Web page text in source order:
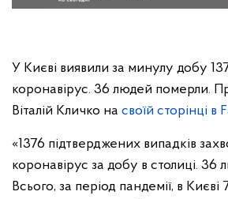
У Києві виявили за минулу добу
коронавірус. 36 людей померли.
Віталій Кличко на своїй сторінці в
«1376 підтверджених випадків
коронавірус за добу в столиці. 36
Всього, за період пандемії, в Києві